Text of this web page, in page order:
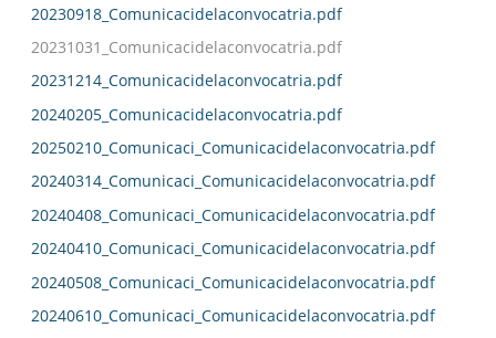
20230918_Comunicacidelaconvocatria.pdf
20231031_Comunicacidelaconvocatria.pdf
20231214_Comunicacidelaconvocatria.pdf
20240205_Comunicacidelaconvocatria.pdf
20250210_Comunicaci_Comunicacidelaconvocatria.pdf
20240314_Comunicaci_Comunicacidelaconvocatria.pdf
20240408_Comunicaci_Comunicacidelaconvocatria.pdf
20240410_Comunicaci_Comunicacidelaconvocatria.pdf
20240508_Comunicaci_Comunicacidelaconvocatria.pdf
20240610_Comunicaci_Comunicacidelaconvocatria.pdf